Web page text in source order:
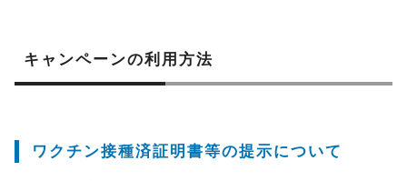
キャンペーンの利用方法
ワクチン接種済証明書等の提示について